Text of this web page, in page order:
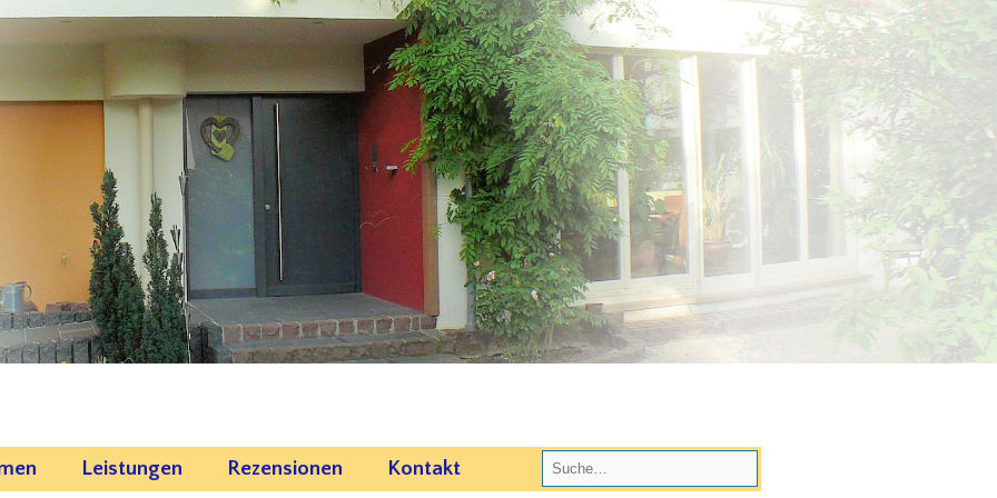
Leistungen Rezensionen Kontakt